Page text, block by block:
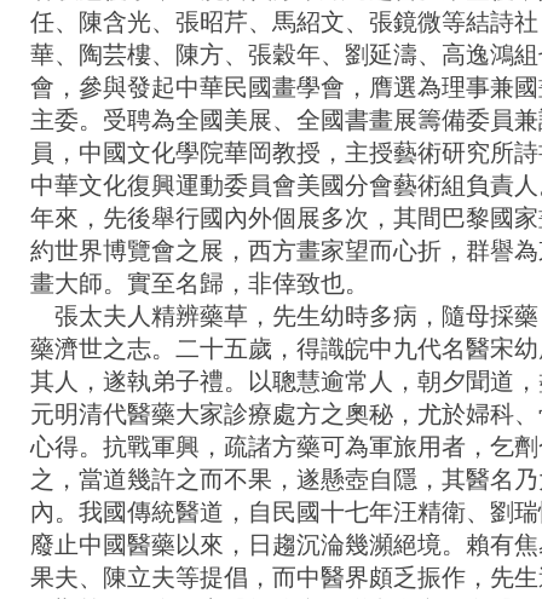
任、陳含光、張昭芹、馬紹文、張鏡微等結詩
華、陶芸樓、陳方、張穀年、劉延濤、高逸鴻
會，參與發起中華民國畫學會，膺選為理事兼
主委。受聘為全國美展、全國書畫展籌備委員
員，中國文化學院華岡教授，主授藝術研究所
中華文化復興運動委員會美國分會藝術組負責
年來，先後舉行國內外個展多次，其間巴黎國
約世界博覽會之展，西方畫家望而心折，群譽
畫大師。實至名歸，非倖致也。
張太夫人精辨藥草，先生幼時多病，隨母採
藥濟世之志。二十五歲，得識皖中九代名醫宋
其人，遂執弟子禮。以聰慧逾常人，朝夕聞道
元明清代醫藥大家診療處方之奧秘，尤於婦科
心得。抗戰軍興，疏諸方藥可為軍旅用者，乞
之，當道幾許之而不果，遂懸壺自隱，其醫名
內。我國傳統醫道，自民國十七年汪精衛、劉
廢止中國醫藥以來，日趨沉淪幾瀕絕境。賴有
果夫、陳立夫等提倡，而中醫界頗乏振作，先